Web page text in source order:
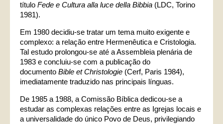
títuloFede e Cultura alla luce della Bibbia (LDC, Torino
1981).
Em 1980 decidiu-se tratar um tema muito exigente e
complexo: a relação entre Hermenêutica e Cristologia.
Tal estudo prolongou-se até a Assembleia plenária de
1983 e concluiu-se com a publicação do
documentoBible et Christologie (Cerf, Paris 1984),
imediatamente traduzido nas principais línguas.
De 1985 a 1988, a Comissão Bíblica dedicou-se a
estudar as complexas relações entre as Igrejas locais e
a universalidade do único Povo de Deus, privilegiando